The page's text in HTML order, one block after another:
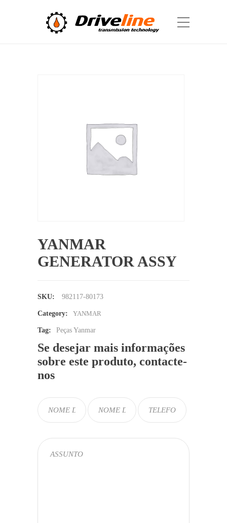
YANMAR
GENERATOR ASSY
SKU: 982117-80173
Category: YANMAR
Tag: Peças Yanmar
Se desejar mais informações
sobre este produto, contacte-
nos